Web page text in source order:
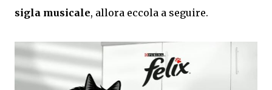
sigla musicale, allora eccola a seguire.